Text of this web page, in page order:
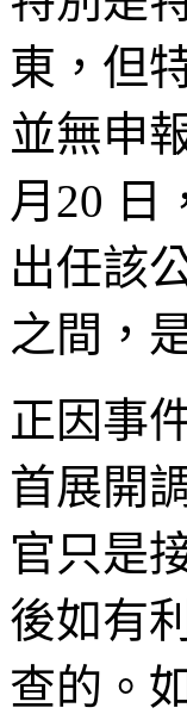
東，但
並無申
月20 日
出任該
之間，
正因事
首展開
官只是
後如有
查的。